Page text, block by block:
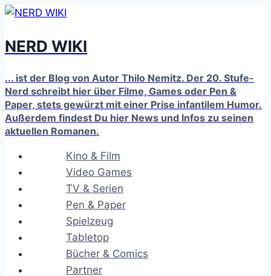
Zum
springen
NERD WIKI
... ist der Blog von Autor Thilo Nemitz. Der 20. Stufe-
Nerd schreibt hier über Filme, Games oder Pen &
Paper, stets gewürzt mit einer Prise infantilem Humor.
Außerdem findest Du hier News und Infos zu seinen
aktuellen Romanen.
Kino & Film
Video Games
TV & Serien
Pen & Paper
Spielzeug
Tabletop
Bücher & Comics
Partner